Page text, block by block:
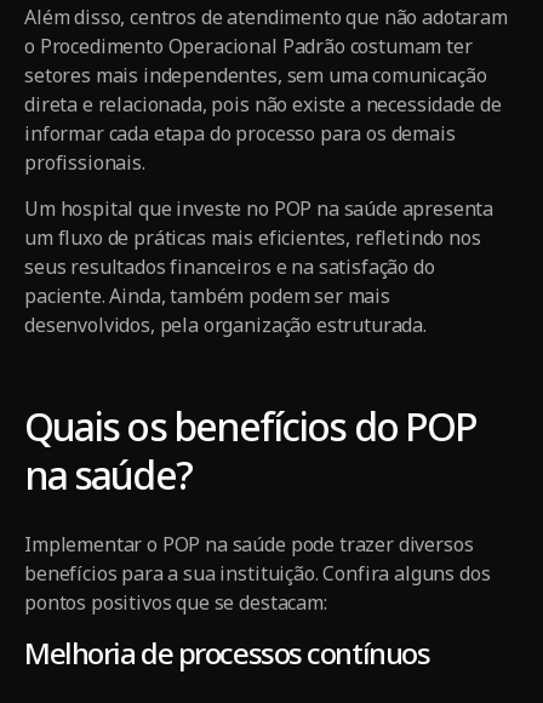
Além disso, centros de atendimento que não adotaram
o Procedimento Operacional Padrão costumam ter
setores mais independentes, sem uma comunicação
direta e relacionada, pois não existe a necessidade de
informar cada etapa do processo para os demais
profissionais.
Um hospital que investe no POP na saúde apresenta
um fluxo de práticas mais eficientes, refletindo nos
seus resultados financeiros e na satisfação do
paciente. Ainda, também podem ser mais
desenvolvidos, pela organização estruturada.
Quais os benefícios do POP
na saúde?
Implementar o POP na saúde pode trazer diversos
benefícios para a sua instituição. Confira alguns dos
pontos positivos que se destacam:
Melhoria de processos contínuos